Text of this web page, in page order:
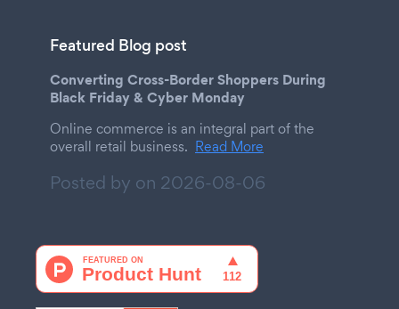
Featured Blog post
Converting Cross-Border Shoppers During
Black Friday & Cyber Monday
Online commerce is an integral part of the
overall retail business. Read More
Posted by on 2026-08-06